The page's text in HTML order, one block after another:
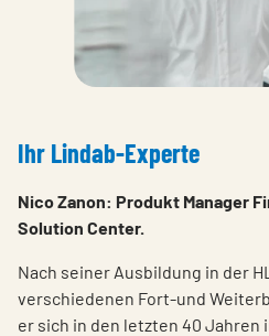
Ihr Lindab-Experte
Nico Zanon: Produkt Manager
Solution Center.
Nach seiner Ausbildung in der
verschiedenen Fort-und
er sich in den letzten 40 Jahren